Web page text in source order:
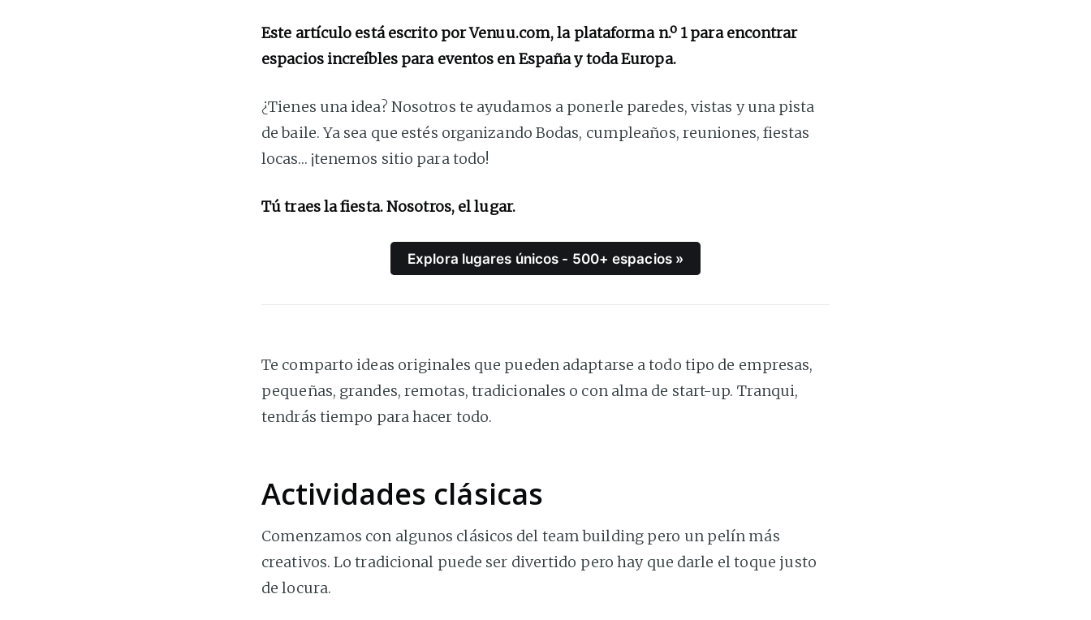
Este artículo está escrito por Venuu.com, la plataforma n.º 1 para encontrar
espacios increíbles para eventos en España y toda Europa.
¿Tienes una idea? Nosotros te ayudamos a ponerle paredes, vistas y una pista
de baile. Ya sea que estés organizando Bodas, cumpleaños, reuniones, fiestas
locas… ¡tenemos sitio para todo!
Tú traes la fiesta. Nosotros, el lugar.
Explora lugares únicos - 500+ espacios »
Te comparto ideas originales que pueden adaptarse a todo tipo de empresas,
pequeñas, grandes, remotas, tradicionales o con alma de start-up. Tranqui,
tendrás tiempo para hacer todo.
Actividades clásicas
Comenzamos con algunos clásicos del team building pero un pelín más
creativos. Lo tradicional puede ser divertido pero hay que darle el toque justo
de locura.